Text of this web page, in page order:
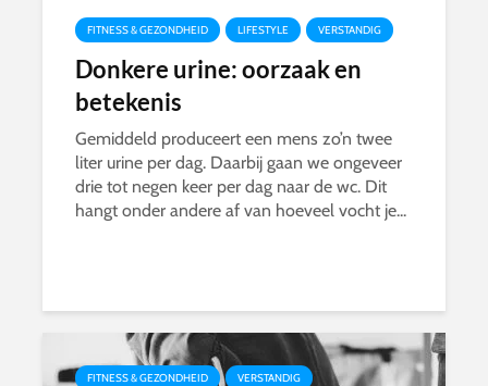
FITNESS & GEZONDHEID LIFESTYLE VERSTANDIG
Donkere urine: oorzaak en
betekenis
Gemiddeld produceert een mens zo’n twee
liter urine per dag. Daarbij gaan we ongeveer
drie tot negen keer per dag naar de wc. Dit
hangt onder andere af van hoeveel vocht je...
FITNESS & GEZONDHEID VERSTANDIG